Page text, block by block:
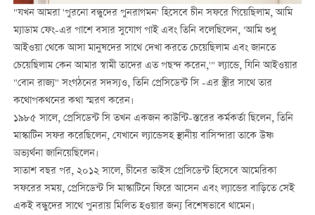
"যখন আমরা 'পুরনো বন্ধুদের পুনরাগমন' হিসেবে চীন সফরে গিয়েছিলাম, আমি
ম্যাডাম ফেং-এর পাশে বসার সুযোগ পাই এবং তিনি বলেছিলেন, 'আমি শুধু
আইওয়া থেকে আসা মানুষদের সাথে দেখা করতে চেয়েছিলাম এবং জানতে
চেয়েছিলাম কেন আমার স্বামী তাদের এত পছন্দ করেন,'" ল্যান্ডে, যিনি আইওয়ার
"বোন রাজ্য" সংগঠনের সদস্যও, তিনি প্রেসিডেন্ট সি -এর স্ত্রীর সাথে তার
কথোপকথনের কথা স্মরণ করেন।
১৯৮৫ সালে, প্রেসিডেন্ট সি তখন একজন কাউন্টি-স্তরের কর্মকর্তা ছিলেন, তিনি
মাস্কাটিন সফর করেছিলেন, যেখানে ল্যান্ডেসহ স্থানীয় বাসিন্দারা তাকে উষ্ণ
অভ্যর্থনা জানিয়েছিলেন।
সাতাশ বছর পর, ২০১২ সালে, চীনের ভাইস প্রেসিডেন্ট হিসেবে আমেরিকা
সফরের সময়, প্রেসিডেন্ট সি মাস্কাটিনে ফিরে আসেন এবং ল্যান্ডের বাড়িতে সেই
একই বন্ধুদের সাথে পুনরায় মিলিত হওয়ার জন্য বিশেষভাবে থামেন।